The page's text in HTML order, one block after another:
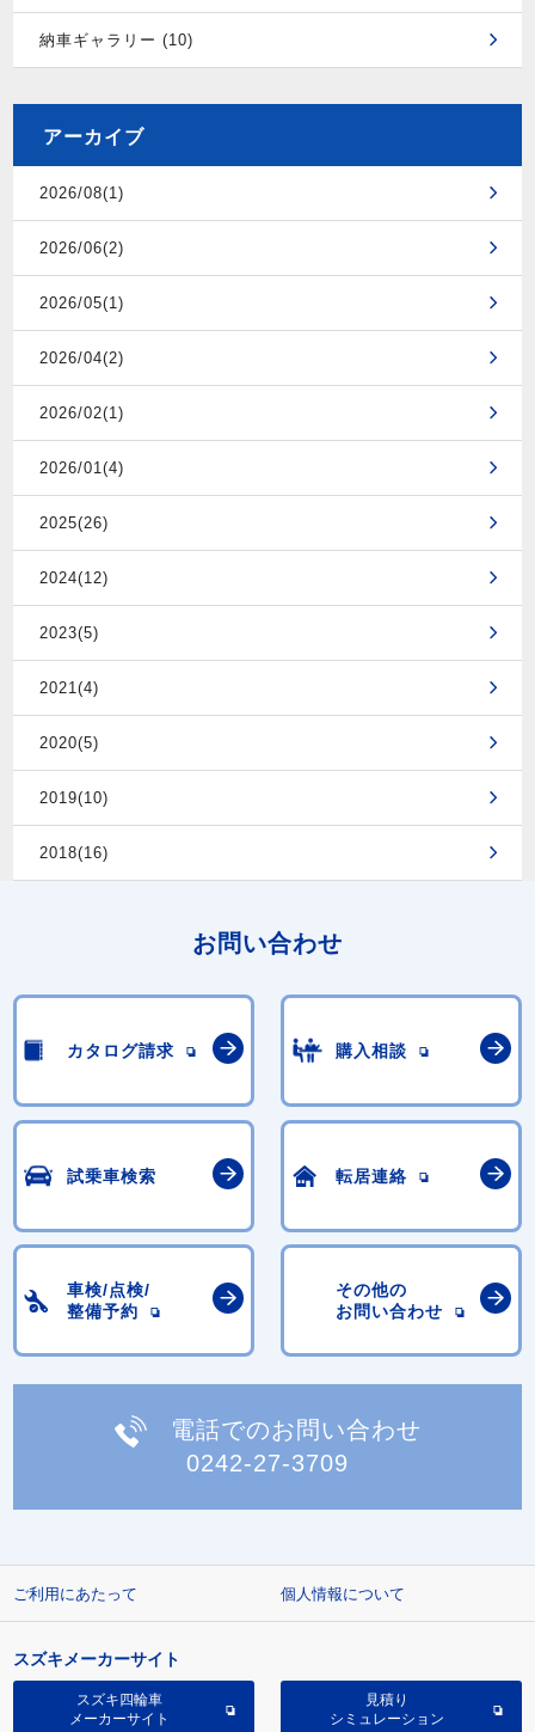
納車ギャラリー (10)
アーカイブ
2026/08(1)
2026/06(2)
2026/05(1)
2026/04(2)
2026/02(1)
2026/01(4)
2025(26)
2024(12)
2023(5)
2021(4)
2020(5)
2019(10)
2018(16)
お問い合わせ
カタログ請求 購入相談
試乗車検索 転居連絡
車検/点検/
整備予約
その他の
お問い合わせ
電話でのお問い合わせ
0242-27-3709
ご利用にあたって 個人情報について
スズキメーカーサイト
スズキ四輪車
メーカーサイト
見積り
シミュレーション